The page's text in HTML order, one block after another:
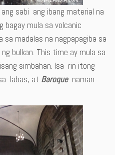
sabi ang ibang material na
bagay mula sa volcanic
madalas na nagpapagiba sa
bulkan. This time ay mula sa
simbahan. Isa rin itong
labas, at Baroquenaman